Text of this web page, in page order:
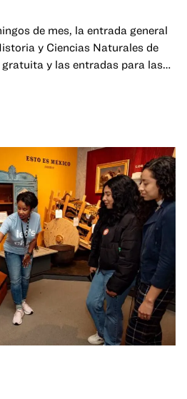
de mes, la entrada general
y Ciencias Naturales de
y las entradas para las
$.